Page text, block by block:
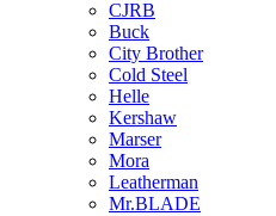
CJRB
Buck
City Brother
Cold Steel
Helle
Kershaw
Marser
Mora
Leatherman
Mr.BLADE